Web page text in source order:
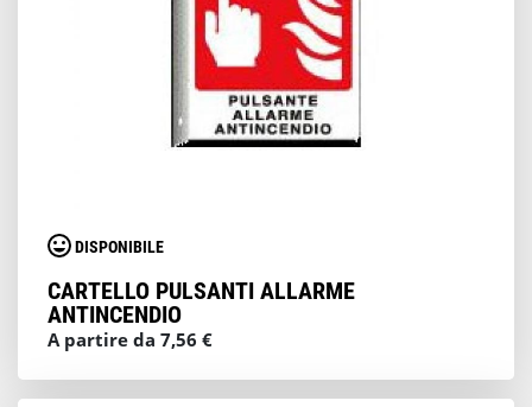
DISPONIBILE
CARTELLO PULSANTI ALLARME
ANTINCENDIO
A partire da 7,56 €